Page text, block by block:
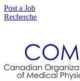
Post a Job
Recherche